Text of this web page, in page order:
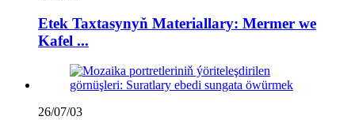
Etek Taxtasynyň Materiallary: Mermer we
Kafel ...
26/07/03